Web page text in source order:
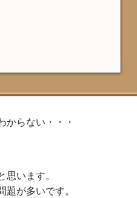
からない・・・
います。
が多いです。